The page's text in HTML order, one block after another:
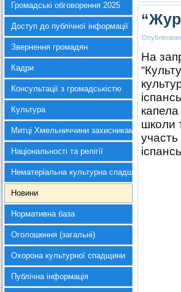
Громадські обговорення 2025
Доступ до публічної інформації
Звернення громадян
Кадри
Консультації з громадськістю
Культура
Митці Хмельниччини захисникам України
Національності та релігії
Нематеріальна культурна спадщина
Новини
Нормативна база
Оголошення (загальні)
Охорона культурної спадщини
Публічна інформація
На
школи